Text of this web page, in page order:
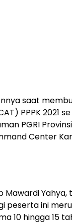
saat
PPPK 2021
PGRI
Center
Mawardi
peserta ini
10 hingga 15